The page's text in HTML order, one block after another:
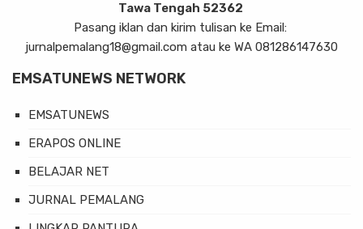
Tawa Tengah 52362
Pasang iklan dan kirim tulisan ke Email:
jurnalpemalang18@gmail.com atau ke WA 081286147630
EMSATUNEWS NETWORK
EMSATUNEWS
ERAPOS ONLINE
BELAJAR NET
JURNAL PEMALANG